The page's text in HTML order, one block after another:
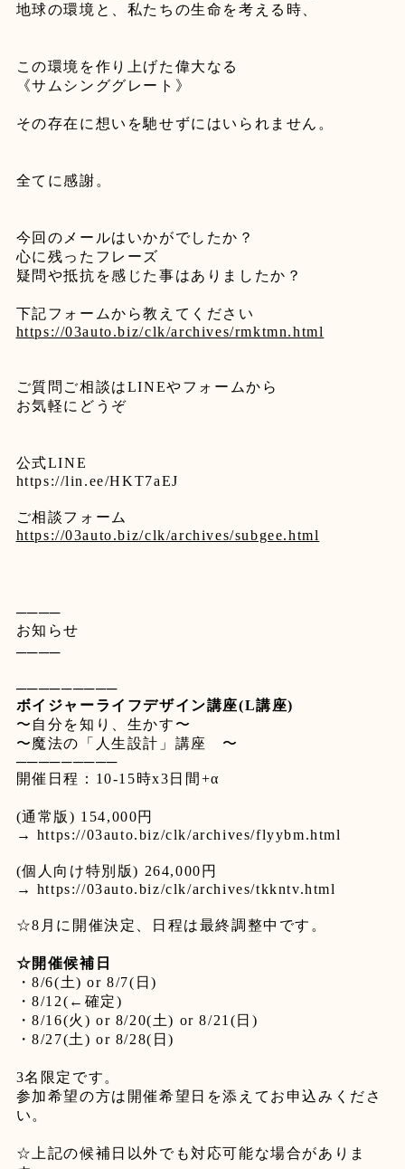
地球の環境と、私たちの生命を考える時、
この環境を作り上げた偉大なる
《サムシンググレート》
その存在に想いを馳せずにはいられません。
全てに感謝。
今回のメールはいかがでしたか？
心に残ったフレーズ
疑問や抵抗を感じた事はありましたか？
下記フォームから教えてください
https://03auto.biz/clk/archives/rmktmn.html
ご質問ご相談はLINEやフォームから
お気軽にどうぞ
公式LINE
https://lin.ee/HKT7aEJ
ご相談フォーム
https://03auto.biz/clk/archives/subgee.html
────
お知らせ
────
─────────
ボイジャーライフデザイン講座(L講座)
〜自分を知り、生かす〜
〜魔法の「人生設計」講座 〜
─────────
開催日程： 10-15時x3 日間 +α
(通常版 ) 154,000円
→ https://03auto.biz/clk/archives/flyybm.html
(個人向け特別版) 264,000 円
→ https://03auto.biz/clk/archives/tkkntv.html
☆8 月に開催決定、日程は最終調整中です。
☆開催候補日
・8/6(土) or 8/7( 日)
・8/12(← 確定)
・8/16(火 ) or 8/20(土) or 8/21( 日 )
・8/27(土) or 8/28( 日)
3名限定です。
参加希望の方は開催希望日を添えてお申込みくださ
い。
☆上記の候補日以外でも対応可能な場合がありま